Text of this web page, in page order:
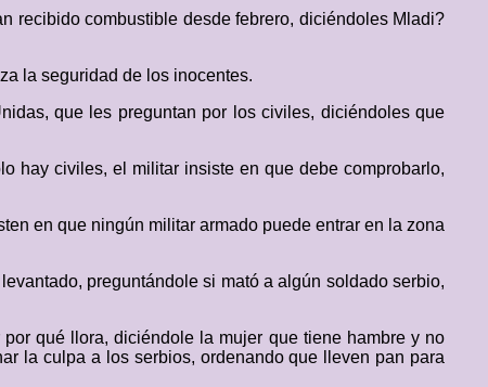
recibido combustible desde febrero, diciéndoles Mladi?
la seguridad de los inocentes.
que les preguntan por los civiles, diciéndoles que
hay civiles, el militar insiste en que debe comprobarlo,
en que ningún militar armado puede entrar en la zona
preguntándole si mató a algún soldado serbio,
qué llora, diciéndole la mujer que tiene hambre y no
la culpa a los serbios, ordenando que lleven pan para